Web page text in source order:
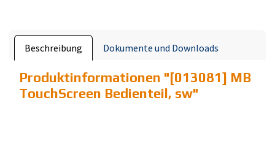
Beschreibung Dokumente und Downloads
Produktinformationen "[013081] MB
TouchScreen Bedienteil, sw"